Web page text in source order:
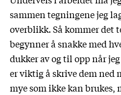
sammen tegningene jeg
overblikk. Så kommer det
begynner å snakke med
dukker av og til opp når
er viktig å skrive dem ned
mye som ikke kan brukes,